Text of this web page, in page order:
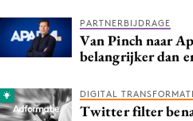
PARTNERBIJDRAGE
Van Pinch naar
belangrijker dan
DIGITAL
Twitter filter